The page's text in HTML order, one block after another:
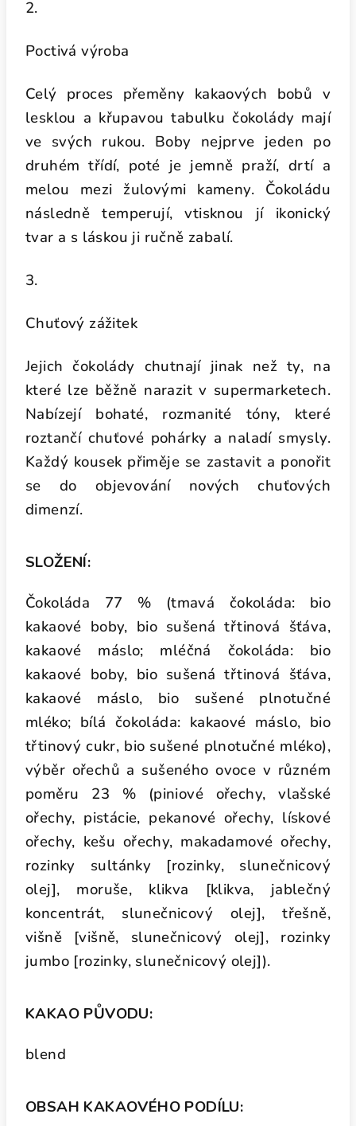
2.
Poctivá výroba
Celý proces přeměny kakaových bobů v
lesklou a křupavou tabulku čokolády mají
ve svých rukou. Boby nejprve jeden po
druhém třídí, poté je jemně praží, drtí a
melou mezi žulovými kameny. Čokoládu
následně temperují, vtisknou jí ikonický
tvar a s láskou ji ručně zabalí.
3.
Chuťový zážitek
Jejich čokolády chutnají jinak než ty, na
které lze běžně narazit v supermarketech.
Nabízejí bohaté, rozmanité tóny, které
roztančí chuťové pohárky a naladí smysly.
Každý kousek přiměje se zastavit a ponořit
se do objevování nových chuťových
dimenzí.
SLOŽENÍ:
Čokoláda 77 % (tmavá čokoláda: bio
kakaové boby, bio sušená třtinová šťáva,
kakaové máslo; mléčná čokoláda: bio
kakaové boby, bio sušená třtinová šťáva,
kakaové máslo, bio sušené plnotučné
mléko; bílá čokoláda: kakaové máslo, bio
třtinový cukr, bio sušené plnotučné mléko),
výběr ořechů a sušeného ovoce v různém
poměru 23 % (piniové ořechy, vlašské
ořechy, pistácie, pekanové ořechy, lískové
ořechy, kešu ořechy, makadamové ořechy,
rozinky sultánky [rozinky, slunečnicový
olej], moruše, klikva [klikva, jablečný
koncentrát, slunečnicový olej], třešně,
višně [višně, slunečnicový olej], rozinky
jumbo [rozinky, slunečnicový olej]).
KAKAO PŮVODU:
blend
OBSAH KAKAOVÉHO PODÍLU: